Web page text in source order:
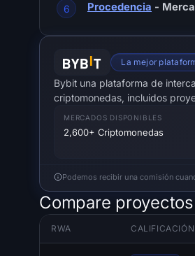
Procedencia -
La mejor
Bybit una plataforma de
criptomonedas, incluidos
MERCADOS DISPONIBLES
2,600+ Criptomonedas
Podemos recibir una comisión
Compare
RWA CALIFICACIÓN